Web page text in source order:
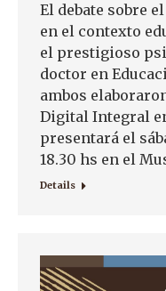
El debate sobre
en el contexto
el prestigioso
doctor en
ambos
Digital Integral
presentará el
18.30 hs en el
Details